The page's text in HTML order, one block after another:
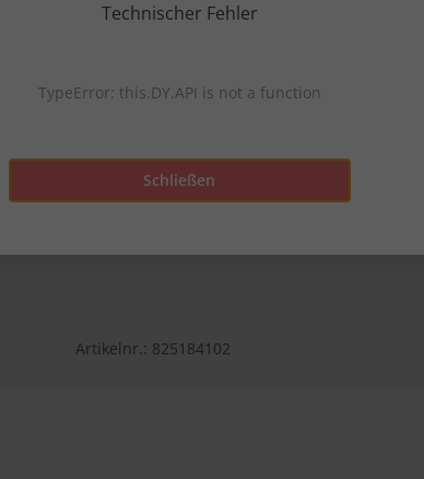
Technischer Fehler
TypeError: this.DY.API is not a function
Schließen
Kompressions-Kniestrumpf mit Ringeln. Egal
Artikelnr.: 825184102